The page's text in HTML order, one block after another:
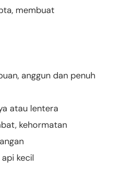
membuat
anggun dan penuh
atau lentera
kehormatan
kecil